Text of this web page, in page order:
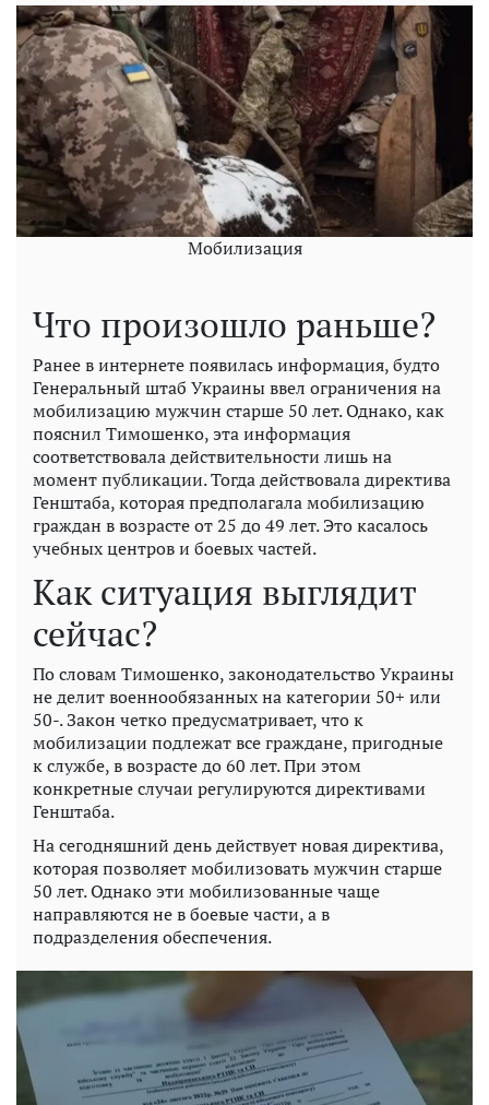
Мобилизация
Что произошло раньше?
Ранее в интернете появилась информация, будто
Генеральный штаб Украины ввел ограничения на
мобилизацию мужчин старше 50 лет. Однако, как
пояснил Тимошенко, эта информация
соответствовала действительности лишь на
момент публикации. Тогда действовала директива
Генштаба, которая предполагала мобилизацию
граждан в возрасте от 25 до 49 лет. Это касалось
учебных центров и боевых частей.
Как ситуация выглядит
сейчас?
По словам Тимошенко, законодательство Украины
не делит военнообязанных на категории 50+ или
50-. Закон четко предусматривает, что к
мобилизации подлежат все граждане, пригодные
к службе, в возрасте до 60 лет. При этом
конкретные случаи регулируются директивами
Генштаба.
На сегодняшний день действует новая директива,
которая позволяет мобилизовать мужчин старше
50 лет. Однако эти мобилизованные чаще
направляются не в боевые части, а в
подразделения обеспечения.